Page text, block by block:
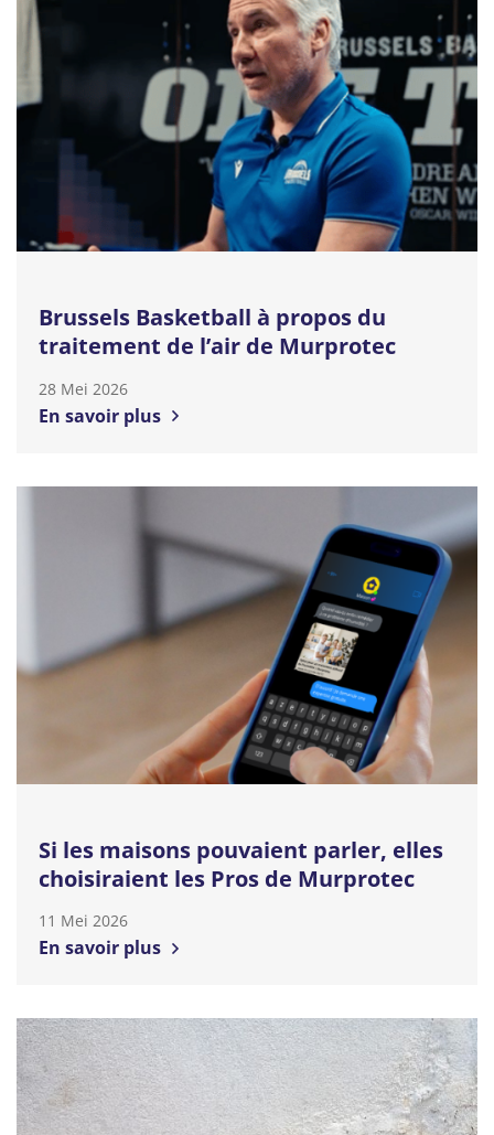
Brussels Basketball à propos du
traitement de l’air de Murprotec
28 Mei 2026
En savoir plus
Si les maisons pouvaient parler, elles
choisiraient les Pros de Murprotec
11 Mei 2026
En savoir plus